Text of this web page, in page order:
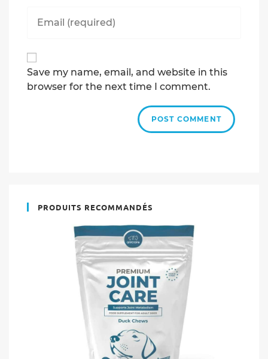
username
your
to
comment
Save my name, email, and website in this
browser for the next time I comment.
PRODUITS RECOMMANDÉS